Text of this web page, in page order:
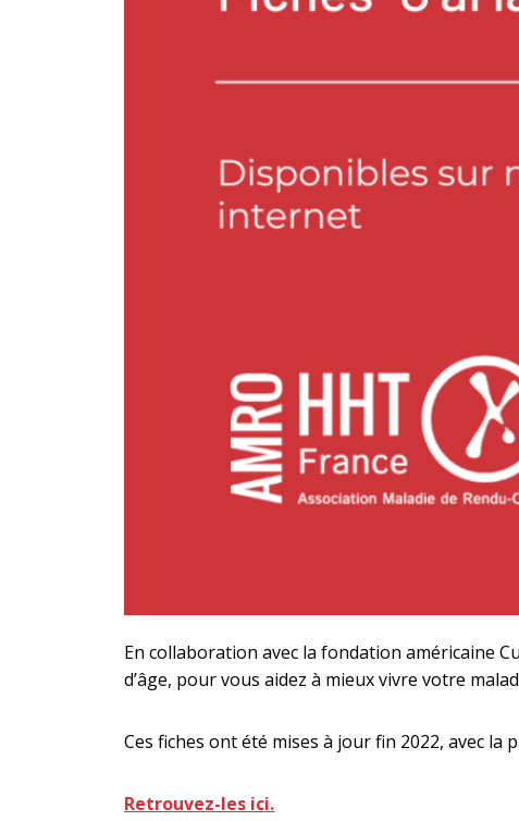
En collaboration avec la fondation américaine
d’âge, pour vous aidez à mieux vivre votre
Ces fiches ont été mises à jour fin 2022, avec la
Retrouvez-les ici.